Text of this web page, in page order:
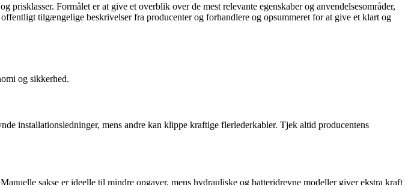
Formålet er at give et overblik over de mest relevante egenskaber og anvendelsesområder,
tilgængelige beskrivelser fra producenter og forhandlere og opsummeret for at give et klart og
og sikkerhed.
installationsledninger, mens andre kan klippe kraftige flerlederkabler. Tjek altid producentens
sakse er ideelle til mindre opgaver, mens hydrauliske og batteridrevne modeller giver ekstra kraft